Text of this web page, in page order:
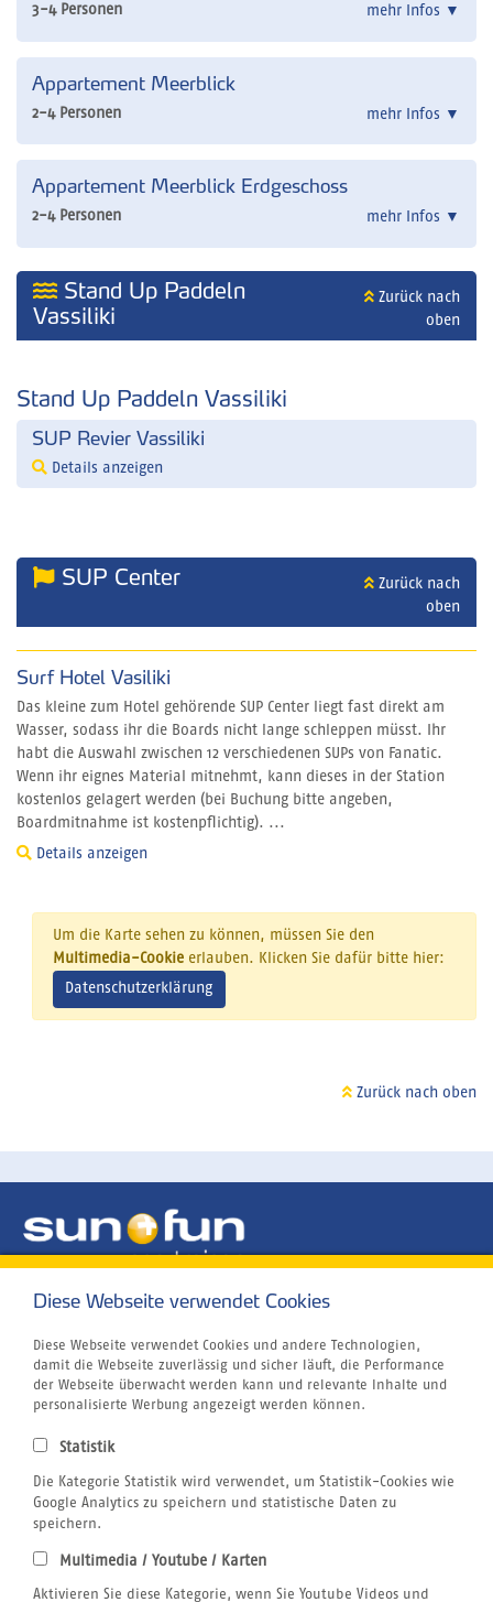
3-4 Personen mehr Infos ▼
Appartement Meerblick
2-4 Personen mehr Infos ▼
Appartement Meerblick Erdgeschoss
2-4 Personen mehr Infos ▼
Stand Up Paddeln
Vassiliki
Zurück nach
oben
Stand Up Paddeln Vassiliki
SUP Revier Vassiliki
Details anzeigen
SUP Center
Zurück nach
oben
Surf Hotel Vasiliki
Das kleine zum Hotel gehörende SUP Center liegt fast direkt am
Wasser, sodass ihr die Boards nicht lange schleppen müsst. Ihr
habt die Auswahl zwischen 12 verschiedenen SUPs von Fanatic.
Wenn ihr eignes Material mitnehmt, kann dieses in der Station
kostenlos gelagert werden (bei Buchung bitte angeben,
Boardmitnahme ist kostenpflichtig). ...
Details anzeigen
Um die Karte sehen zu können, müssen Sie den
Multimedia-Cookieerlauben. Klicken Sie dafür bitte hier:
Datenschutzerklärung
besucht
Zurück nach oben
Unternehmen
Kitesurfen
Tauchen
Wellenreiten
Windsurfen
Atmosfair CO2 Kompensation
Bildnachweis
Centrum für Reisemedizin
Gutschein
Jobs
Rechtliches
Diese Webseite verwendet Cookies
Diese Webseite verwendet Cookies und andere Technologien,
damit die Webseite zuverlässig und sicher läuft, die Performance
der Webseite überwacht werden kann und relevante Inhalte und
personalisierte Werbung angezeigt werden können.
Statistik
Die Kategorie Statistik wird verwendet, um Statistik-Cookies wie
Google Analytics zu speichern und statistische Daten zu
speichern.
Multimedia / Youtube / Karten
Aktivieren Sie diese Kategorie, wenn Sie Youtube Videos und